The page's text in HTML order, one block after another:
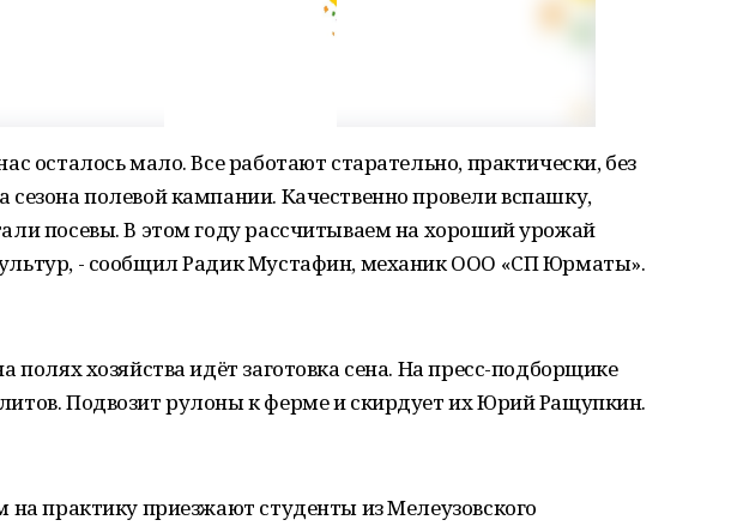
осталось мало. Все работают старательно, практически, без
сезона полевой кампании. Качественно провели вспашку,
посевы. В этом году рассчитываем на хороший урожай
- сообщил Радик Мустафин, механик ООО «СП Юрматы».
полях хозяйства идёт заготовка сена. На пресс-подборщике
Подвозит рулоны к ферме и скирдует их Юрий Ращупкин.
на практику приезжают студенты из Мелеузовского